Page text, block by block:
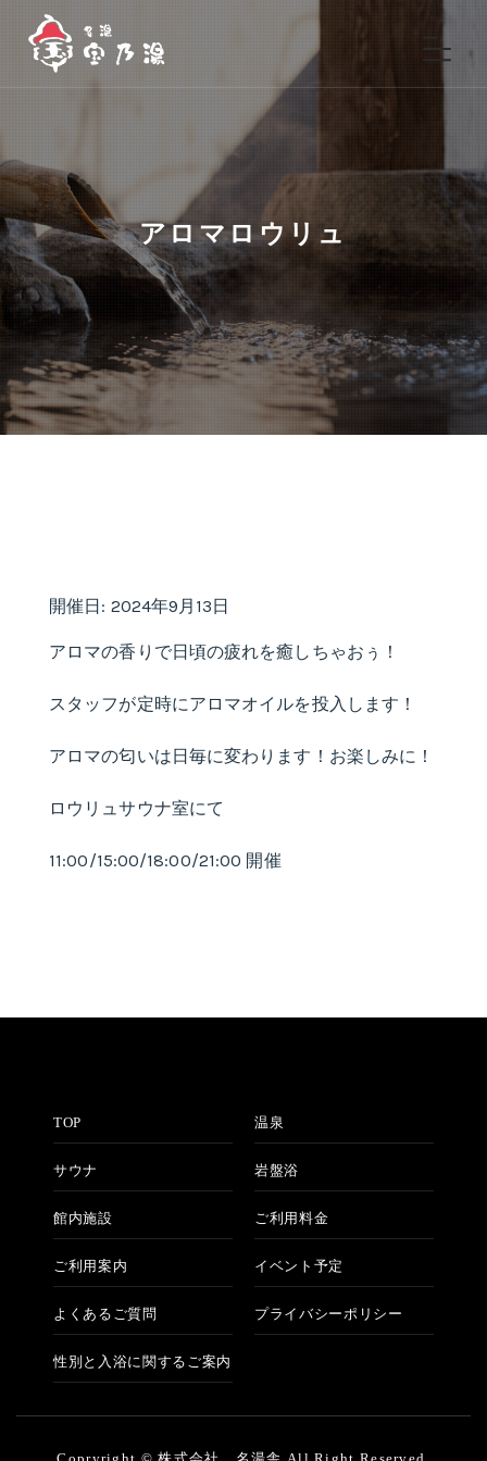
アロマロウリュ
開催日: 2024年9月13日
アロマの香りで日頃の疲れを癒しちゃおぅ！
スタッフが定時にアロマオイルを投入します！
アロマの匂いは日毎に変わります！お楽しみに！
ロウリュサウナ室にて
11:00/15:00/18:00/21:00 開催
TOP 温泉
サウナ 岩盤浴
館内施設 ご利用料金
ご利用案内 イベント予定
よくあるご質問 プライバシーポリシー
性別と入浴に関するご案内